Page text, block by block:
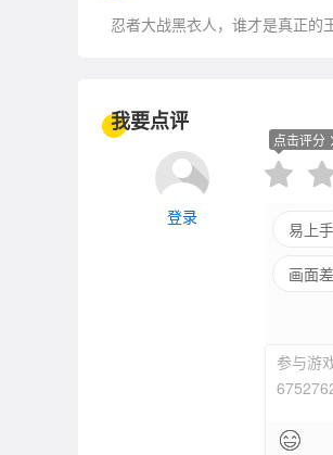
忍者大战黑衣人，谁才是真正的
我要点评
登录
点击评分
易上手
画面差
参与游